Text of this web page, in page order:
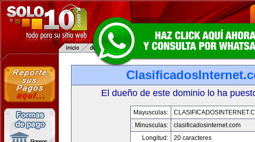
El dueño de este dominio lo ha
Mayusculas:
Minusculas:
clasificadosinternet.com
Longitud:
20 caracteres